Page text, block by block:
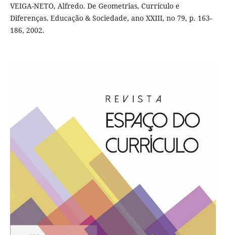
VEIGA-NETO, Alfredo. De Geometrias, Currículo e
Diferenças. Educação & Sociedade, ano XXIII, no 79, p. 163-
186, 2002.